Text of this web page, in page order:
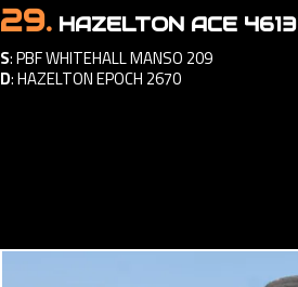
29. HAZELTON ACE 4613
S:PBF WHITEHALL MANSO 209
D:HAZELTON EPOCH 2670